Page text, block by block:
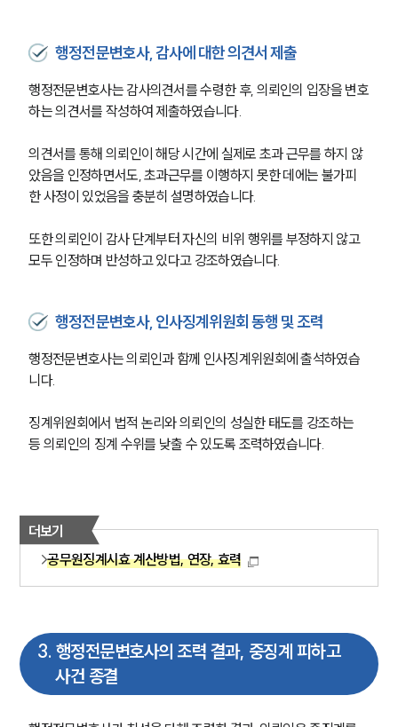
행정전문변호사, 감사에 대한 의견서 제출
행정전문변호사는 감사의견서를 수령한 후, 의뢰인의 입장을 변호
하는 의견서를 작성하여 제출하였습니다.
의견서를 통해 의뢰인이 해당 시간에 실제로 초과 근무를 하지 않
았음을 인정하면서도, 초과근무를 이행하지 못한 데에는 불가피
한 사정이 있었음을 충분히 설명하였습니다.
또한 의뢰인이 감사 단계부터 자신의 비위 행위를 부정하지 않고
모두 인정하며 반성하고 있다고 강조하였습니다.
행정전문변호사, 인사징계위원회 동행 및 조력
행정전문변호사는 의뢰인과 함께 인사징계위원회에 출석하였습
니다.
징계위원회에서 법적 논리와 의뢰인의 성실한 태도를 강조하는
등 의뢰인의 징계 수위를 낮출 수 있도록 조력하였습니다.
더보기
공무원징계시효 계산방법, 연장, 효력
3. 행정전문변호사의 조력 결과, 중징계 피하고
사건 종결